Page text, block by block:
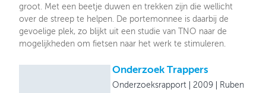
groot. Met een beetje duwen en trekken zijn die wellicht
over de streep te helpen. De portemonnee is daarbij de
gevoelige plek, zo blijkt uit een studie van TNO naar de
mogelijkheden om fietsen naar het werk te stimuleren.
Onderzoek Trappers
Onderzoeksrapport 2009
Ruben